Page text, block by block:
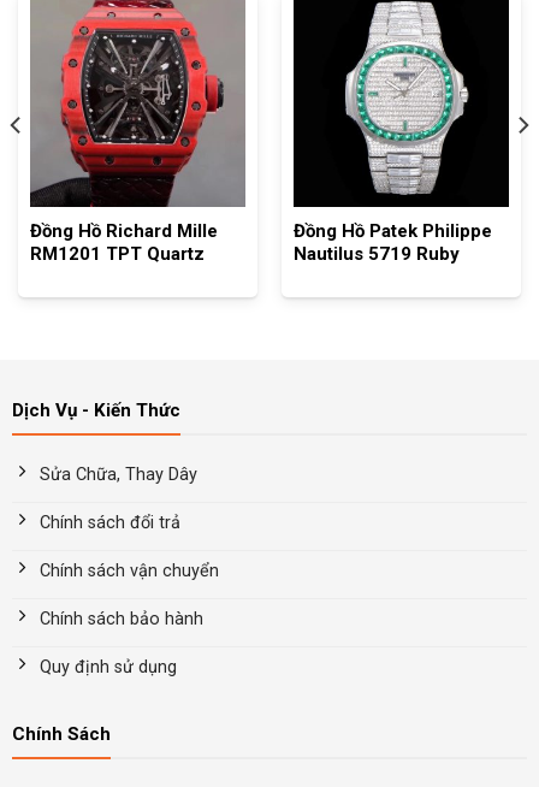
Đồng Hồ Richard Mille
RM1201 TPT Quartz
Đồng Hồ Patek Philippe
Nautilus 5719 Ruby
Dịch Vụ - Kiến Thức
Sửa Chữa, Thay Dây
Chính sách đổi trả
Chính sách vận chuyển
Chính sách bảo hành
Quy định sử dụng
Chính Sách